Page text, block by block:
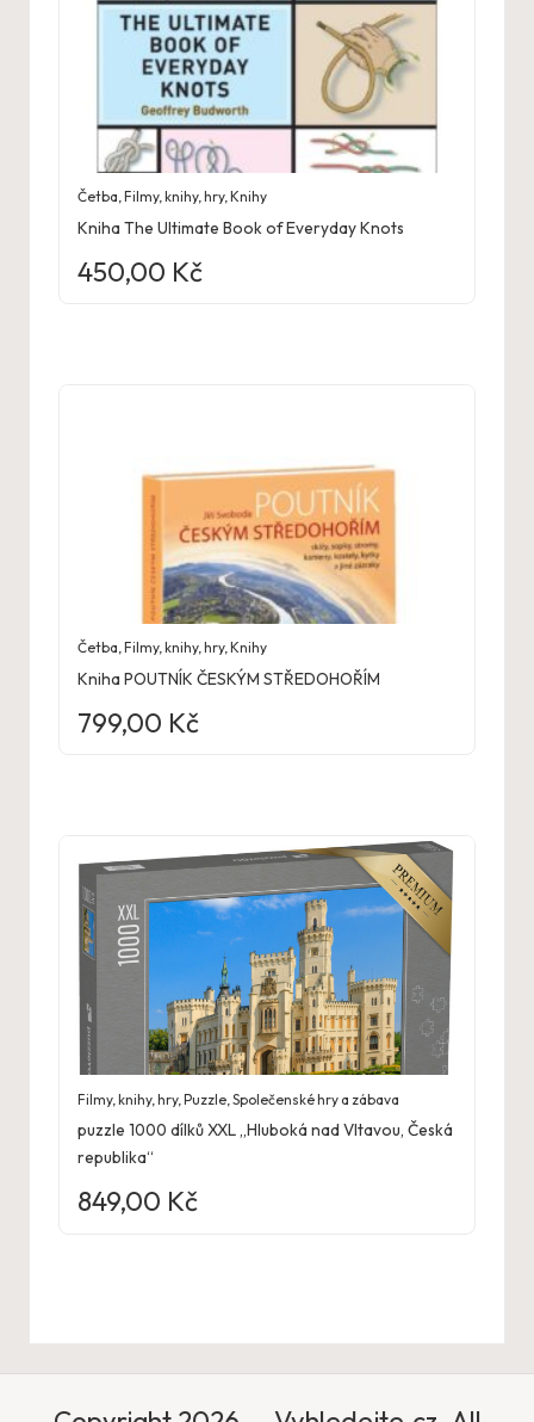
Četba,Filmy, knihy, hry,Knihy
Kniha The Ultimate Book of Everyday Knots
450,00 Kč
Četba,Filmy, knihy, hry,Knihy
Kniha POUTNÍK ČESKÝM STŘEDOHOŘÍM
799,00 Kč
Filmy, knihy, hry,Puzzle ,Společenské hry a zábava
puzzle 1000 dílků XXL „Hluboká nad Vltavou, Česká
republika“
849,00 Kč